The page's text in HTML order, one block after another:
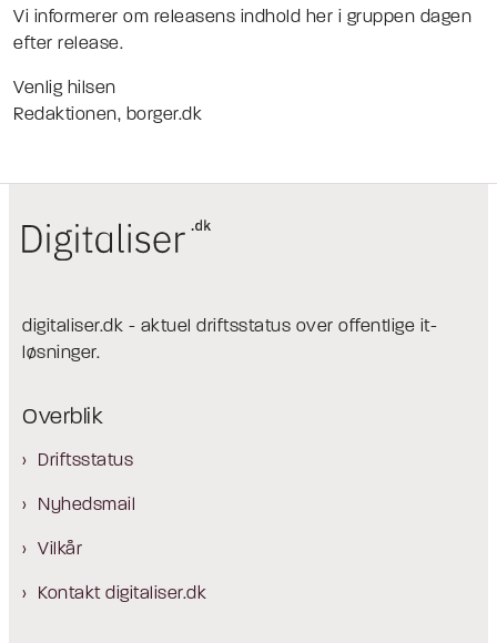
Vi informerer om releasens indhold her i gruppen dagen
efter release.
Venlig hilsen
Redaktionen, borger.dk
digitaliser.dk - aktuel driftsstatus over offentlige it-
løsninger.
Overblik
Driftsstatus
Nyhedsmail
Vilkår
Kontakt digitaliser.dk